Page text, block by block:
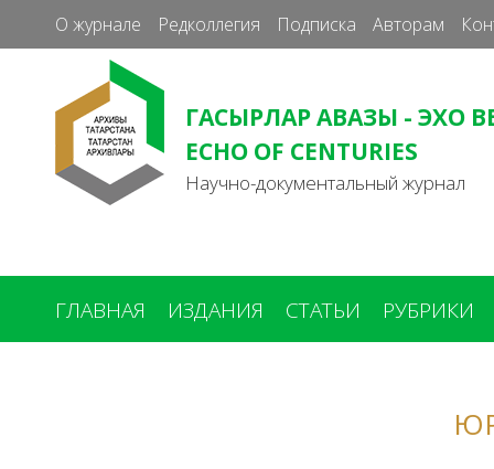
О журнале Редколлегия Подписка Авторам
ГАСЫРЛАР АВАЗЫ - ЭХО
ECHO OF CENTURIES
Научно-документальный журнал
ГЛАВНАЯ ИЗДАНИЯ СТАТЬИ РУБРИКИ